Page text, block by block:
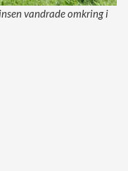
vandrade omkring i